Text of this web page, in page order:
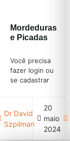
Mordeduras
e Picadas
Você precisa
fazer login ou
se cadastrar
acima)
Dr David
Szpilman
20
maio
2024